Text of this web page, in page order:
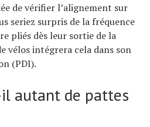
de vérifier l’alignement sur
seriez surpris de la fréquence
pliés dès leur sortie de la
vélos intégrera cela dans son
(PDI).
autant de pattes